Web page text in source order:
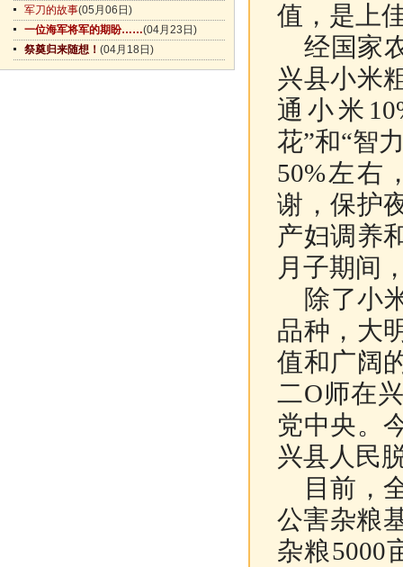
军刀的故事(05月06日)
一位海军将军的期盼……(04月23日)
祭奠归来随想！ (04月18日)
值，是上
经国家
兴县小米
通小米
花”和“智
50%左右
谢，保护
产妇调养
月子期间
除了小
品种，大
值和广阔
二O师在
党中央。
兴县人民
目前，
公害杂粮
杂粮5000